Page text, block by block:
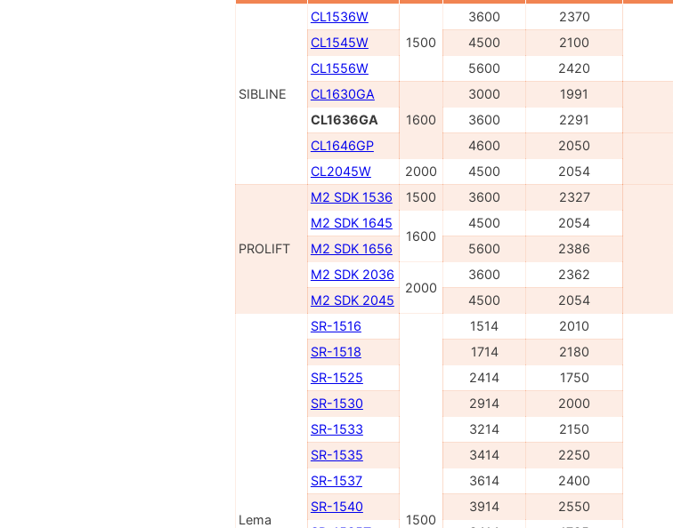
SIBLINE
CL1536W
1500
3600
2370
CL1545W
4500 2100
CL1556W
5600 2420
CL1630GA
1600
3000
1991
CL1636GA
3600 2291
CL1646GP
4600
2050
CL2045W
2000 4500
2054
PROLIFT
M2 SDK 1536 1500 3600 2327
M2 SDK 1645
1600
4500 2054
M2 SDK 1656
5600 2386
M2 SDK 2036
2000
3600 2362
M2 SDK 2045
4500 2054
Lema
SR-1516
1500
1514 2010
SR-1518
1714 2180
SR-1525
2414 1750
SR-1530
2914 2000
SR-1533
3214 2150
SR-1535
3414 2250
SR-1537
3614 2400
SR-1540
3914 2550